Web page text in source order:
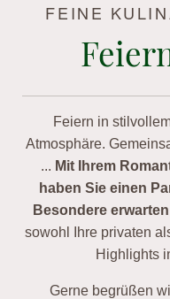
FEINE
Feiern in
Atmosphäre.
... Mit Ihrem
haben Sie einen
Besondere
sowohl Ihre privaten
Highlights
Gerne begrüßen